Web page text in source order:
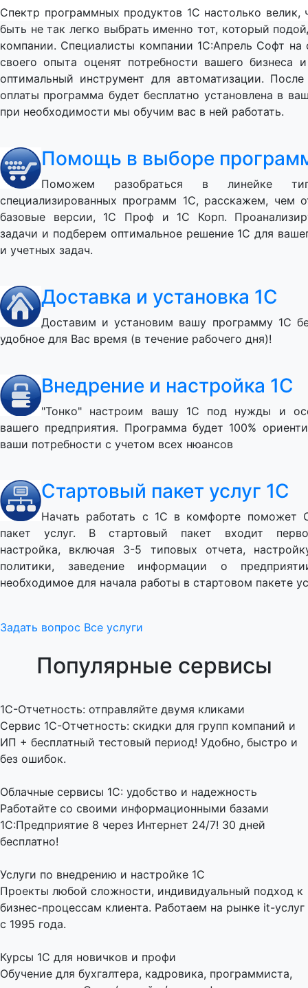
Спектр программных продуктов 1С настолько велик,
быть не так легко выбрать именно тот, который
компании. Специалисты компании 1С:Апрель Софт на
своего опыта оценят потребности вашего бизнеса
оптимальный инструмент для автоматизации.
оплаты программа будет бесплатно установлена в
при необходимости мы обучим вас в ней работать.
Помощь в выборе
Поможем разобраться в линейке
специализированных программ 1С, расскажем, чем
базовые версии, 1С Проф и 1С Корп.
задачи и подберем оптимальное решение 1С для
и учетных задач.
Доставка и установка 1С
Доставим и установим вашу программу 1С
удобное для Вас время (в течение рабочего дня)!
Внедрение и настройка 1С
"Тонко" настроим вашу 1С под нужды и
вашего предприятия. Программа будет 100%
ваши потребности с учетом всех нюансов
Стартовый пакет услуг 1С
Начать работать с 1С в комфорте поможет
пакет услуг. В стартовый пакет входит
настройка, включая 3-5 типовых отчета,
политики, заведение информации о
необходимое для начала работы в стартовом пакете
Задать вопрос Все услуги
Популярные сервисы
1C-Отчетность: отправляйте двумя кликами
Сервис 1С-Отчетность: скидки для групп компаний и
ИП + бесплатный тестовый период! Удобно, быстро и
без ошибок.
Облачные сервисы 1С: удобство и надежность
Работайте со своими информационными базами
1С:Предприятие 8 через Интернет 24/7! 30 дней
бесплатно!
Услуги по внедрению и настройке 1С
Проекты любой сложности, индивидуальный подход к
бизнес-процессам клиента. Работаем на рынке it-услуг
с 1995 года.
Курсы 1С для новичков и профи
Обучение для бухгалтера, кадровика, программиста,